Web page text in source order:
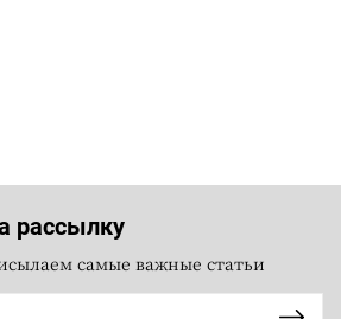
рассылку
самые важные статьи